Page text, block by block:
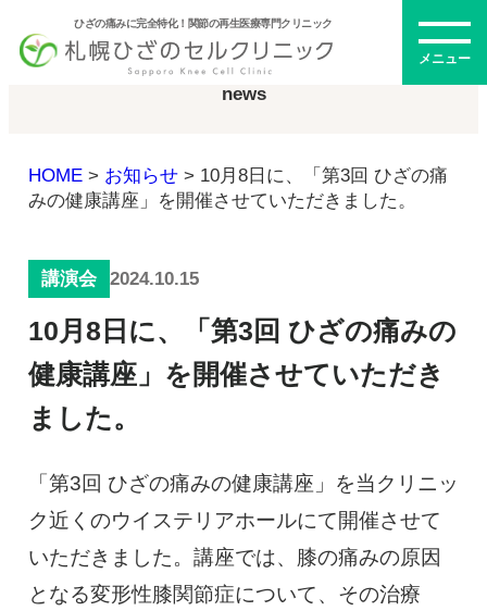
ひざの痛みに完全特化！関節の再生医療専門クリニック
メニュー
初めての方へ
メニュー・料金
ひざの再生医療とは
幹細胞治療
幹細胞培養上清液
慢性疼痛
再生医療とは
症例
お知らせ
news
HOME> お知らせ> 10月8日に、「第3回 ひざの痛
みの健康講座」を開催させていただきました。
講演会 2024.10.15
10月8日に、「第3回 ひざの痛みの
健康講座」を開催させていただき
ました。
「第3回 ひざの痛みの健康講座」を当クリニッ
ク近くのウイステリアホールにて開催させて
いただきました。講座では、膝の痛みの原因
となる変形性膝関節症について、その治療